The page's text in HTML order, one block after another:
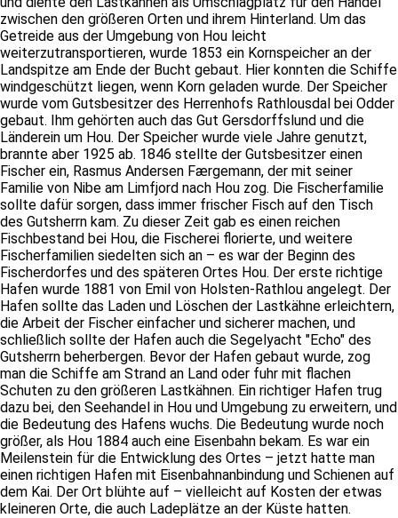
zwischen den größeren Orten und ihrem Hinterland. Um das
Getreide aus der Umgebung von Hou leicht
weiterzutransportieren, wurde 1853 ein Kornspeicher an der
Landspitze am Ende der Bucht gebaut. Hier konnten die Schiffe
windgeschützt liegen, wenn Korn geladen wurde. Der Speicher
wurde vom Gutsbesitzer des Herrenhofs Rathlousdal bei Odder
gebaut. Ihm gehörten auch das Gut Gersdorffslund und die
Länderein um Hou. Der Speicher wurde viele Jahre genutzt,
brannte aber 1925 ab. 1846 stellte der Gutsbesitzer einen
Fischer ein, Rasmus Andersen Færgemann, der mit seiner
Familie von Nibe am Limfjord nach Hou zog. Die Fischerfamilie
sollte dafür sorgen, dass immer frischer Fisch auf den Tisch
des Gutsherrn kam. Zu dieser Zeit gab es einen reichen
Fischbestand bei Hou, die Fischerei florierte, und weitere
Fischerfamilien siedelten sich an – es war der Beginn des
Fischerdorfes und des späteren Ortes Hou. Der erste richtige
Hafen wurde 1881 von Emil von Holsten-Rathlou angelegt. Der
Hafen sollte das Laden und Löschen der Lastkähne erleichtern,
die Arbeit der Fischer einfacher und sicherer machen, und
schließlich sollte der Hafen auch die Segelyacht "Echo" des
Gutsherrn beherbergen. Bevor der Hafen gebaut wurde, zog
man die Schiffe am Strand an Land oder fuhr mit flachen
Schuten zu den größeren Lastkähnen. Ein richtiger Hafen trug
dazu bei, den Seehandel in Hou und Umgebung zu erweitern, und
die Bedeutung des Hafens wuchs. Die Bedeutung wurde noch
größer, als Hou 1884 auch eine Eisenbahn bekam. Es war ein
Meilenstein für die Entwicklung des Ortes – jetzt hatte man
einen richtigen Hafen mit Eisenbahnanbindung und Schienen auf
dem Kai. Der Ort blühte auf – vielleicht auf Kosten der etwas
kleineren Orte, die auch Ladeplätze an der Küste hatten.